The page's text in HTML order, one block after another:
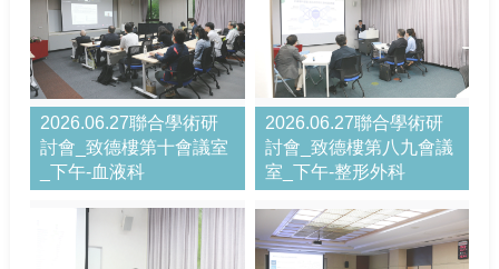
2026.06.27聯合學術研
討會_致德樓第十會議室
_下午-血液科
2026.06.27聯合學術研
討會_致德樓第八九會議
室_下午-整形外科